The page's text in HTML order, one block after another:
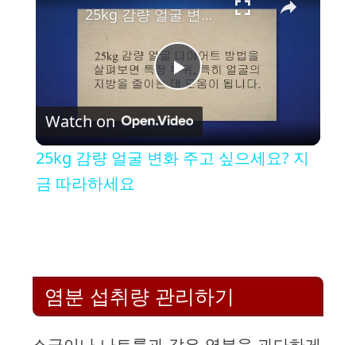
P
l
V
25kg 감량 얼굴 변화 주고 싶으세요? 지금 따라하세요
Watch on
25kg 감량 얼굴 변화 주고 싶으세요? 지
금 따라하세요
염분 섭취량 관리하기